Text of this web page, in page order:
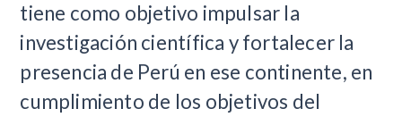
tiene como objetivo impulsar la
investigación científica y fortalecer la
presencia de Perú en ese continente, en
cumplimiento de los objetivos del